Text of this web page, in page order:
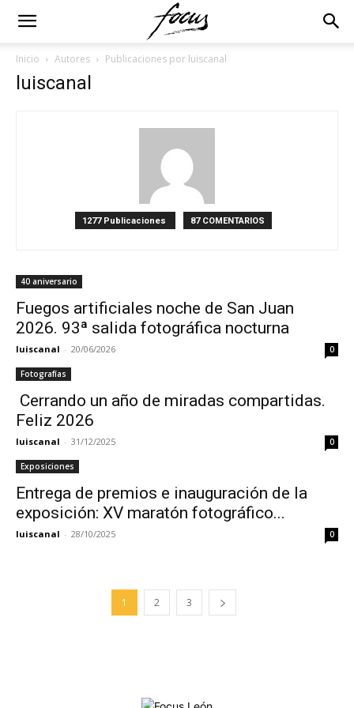
Inicio Autores Publicaciones por luiscanal
luiscanal
1277 Publicaciones 87 COMENTARIOS
40 aniversario
Fuegos artificiales noche de San Juan
2026. 93ª salida fotográfica nocturna
luiscanal - 20/06/2026 0
Fotografías
Cerrando un año de miradas compartidas.
Feliz 2026
luiscanal - 31/12/2025 0
Exposiciones
Entrega de premios e inauguración de la
exposición: XV maratón fotográfico...
luiscanal - 28/10/2025 0
1 2 3